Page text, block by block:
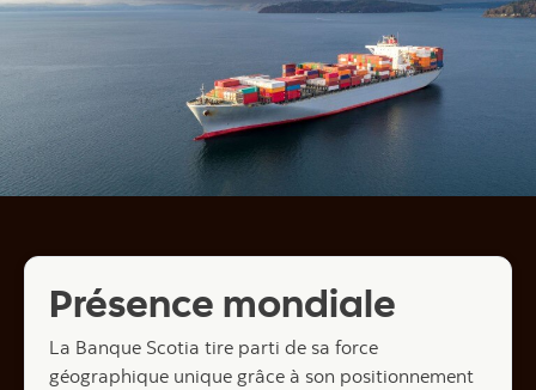
Présence mondiale
La Banque Scotia tire parti de sa force
géographique unique grâce à son positionnement